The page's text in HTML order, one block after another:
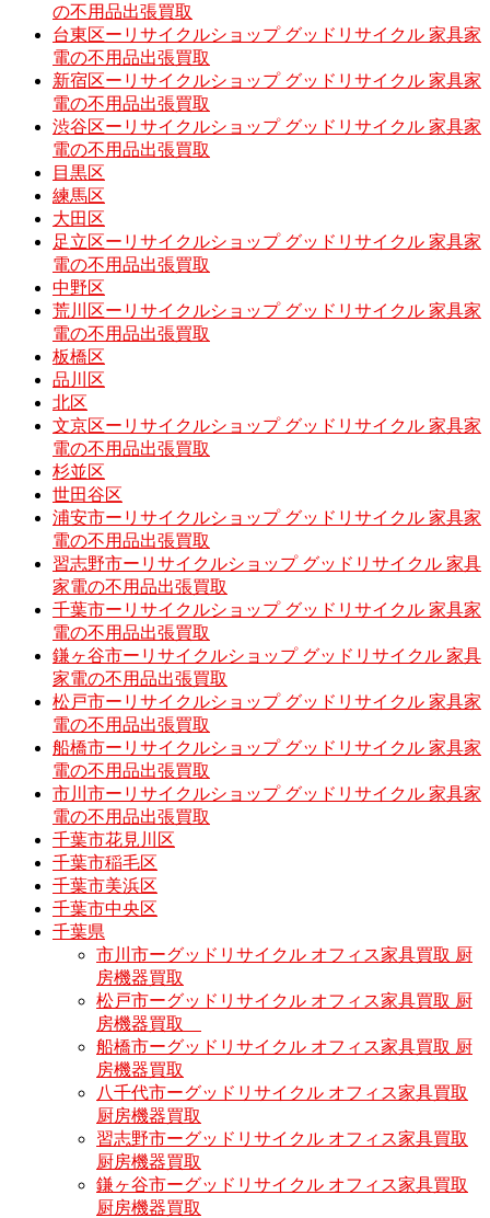
の不用品出張買取
台東区ーリサイクルショップ グッドリサイクル 家具家
電の不用品出張買取
新宿区ーリサイクルショップ グッドリサイクル 家具家
電の不用品出張買取
渋谷区ーリサイクルショップ グッドリサイクル 家具家
電の不用品出張買取
目黒区
練馬区
大田区
足立区ーリサイクルショップ グッドリサイクル 家具家
電の不用品出張買取
中野区
荒川区ーリサイクルショップ グッドリサイクル 家具家
電の不用品出張買取
板橋区
品川区
北区
文京区ーリサイクルショップ グッドリサイクル 家具家
電の不用品出張買取
杉並区
世田谷区
浦安市ーリサイクルショップ グッドリサイクル 家具家
電の不用品出張買取
習志野市ーリサイクルショップ グッドリサイクル 家具
家電の不用品出張買取
千葉市ーリサイクルショップ グッドリサイクル 家具家
電の不用品出張買取
鎌ヶ谷市ーリサイクルショップ グッドリサイクル 家具
家電の不用品出張買取
松戸市ーリサイクルショップ グッドリサイクル 家具家
電の不用品出張買取
船橋市ーリサイクルショップ グッドリサイクル 家具家
電の不用品出張買取
市川市ーリサイクルショップ グッドリサイクル 家具家
電の不用品出張買取
千葉市花見川区
千葉市稲毛区
千葉市美浜区
千葉市中央区
千葉県
市川市ーグッドリサイクル オフィス家具買取 厨
房機器買取
松戸市ーグッドリサイクル オフィス家具買取 厨
房機器買取
船橋市ーグッドリサイクル オフィス家具買取 厨
房機器買取
八千代市ーグッドリサイクル オフィス家具買取
厨房機器買取
習志野市ーグッドリサイクル オフィス家具買取
厨房機器買取
鎌ヶ谷市ーグッドリサイクル オフィス家具買取
厨房機器買取